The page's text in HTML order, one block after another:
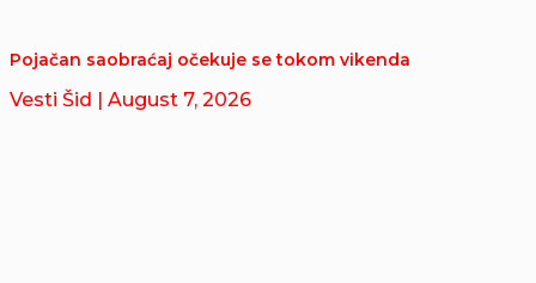
Pojačan saobraćaj očekuje se tokom vikenda
Vesti Šid | August 7, 2026